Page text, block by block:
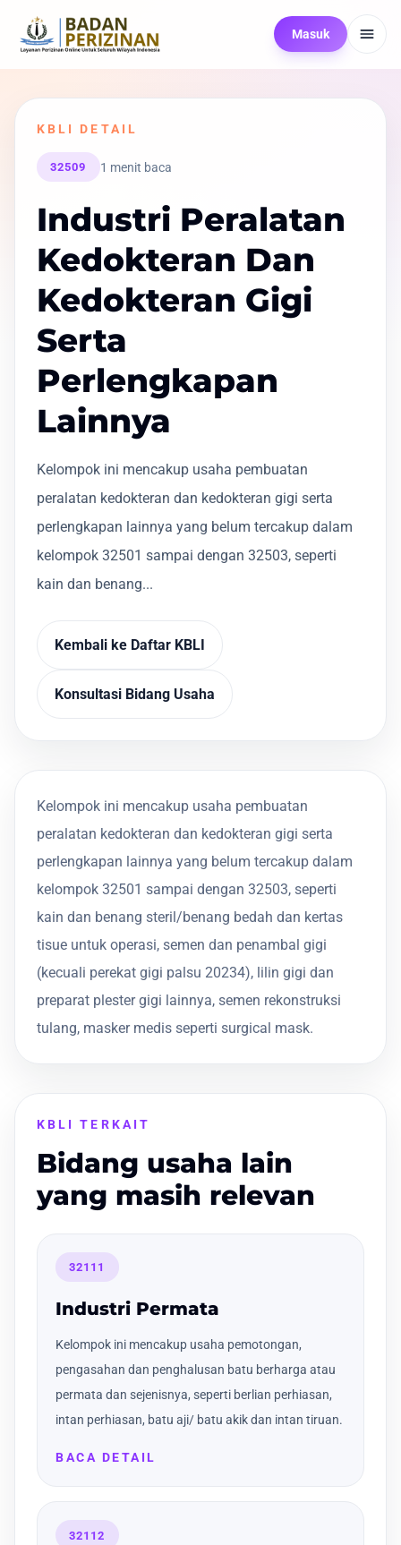
Masuk
KBLI DETAIL
32509 1 menit baca
Industri Peralatan
Kedokteran Dan
Kedokteran Gigi
Serta
Perlengkapan
Lainnya
Kelompok ini mencakup usaha pembuatan
peralatan kedokteran dan kedokteran gigi serta
perlengkapan lainnya yang belum tercakup dalam
kelompok 32501 sampai dengan 32503, seperti
kain dan benang...
Kembali ke Daftar KBLI
Konsultasi Bidang Usaha
Kelompok ini mencakup usaha pembuatan
peralatan kedokteran dan kedokteran gigi serta
perlengkapan lainnya yang belum tercakup dalam
kelompok 32501 sampai dengan 32503, seperti
kain dan benang steril/benang bedah dan kertas
tisue untuk operasi, semen dan penambal gigi
(kecuali perekat gigi palsu 20234), lilin gigi dan
preparat plester gigi lainnya, semen rekonstruksi
tulang, masker medis seperti surgical mask.
KBLI TERKAIT
Bidang usaha lain
yang masih relevan
32111
Industri Permata
Kelompok ini mencakup usaha pemotongan,
pengasahan dan penghalusan batu berharga atau
permata dan sejenisnya, seperti berlian perhiasan,
intan perhiasan, batu aji/ batu akik dan intan tiruan.
BACA DETAIL
32112